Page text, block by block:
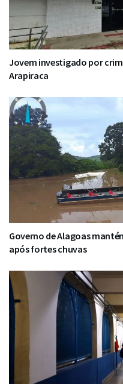
Jovem investigado por
Arapiraca
Governo de Alagoas
após fortes chuvas